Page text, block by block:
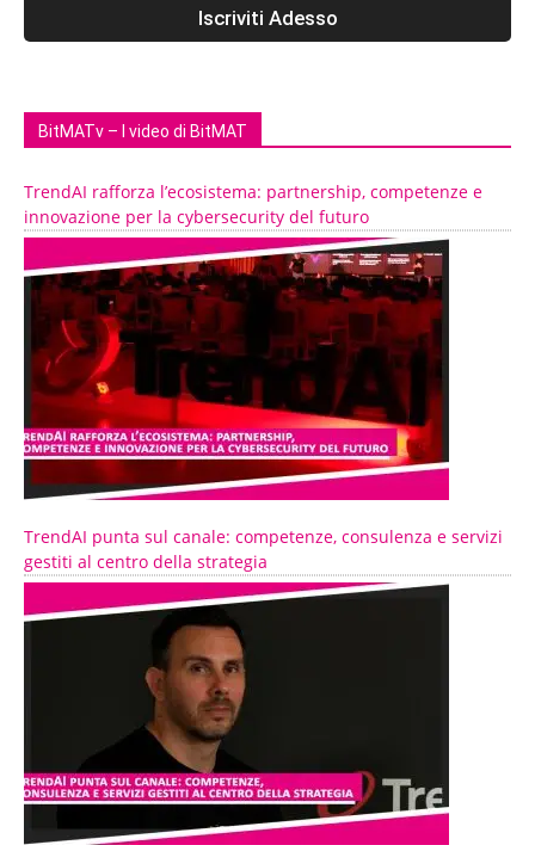
BitMATv – I video di BitMAT
TrendAI rafforza l’ecosistema: partnership, competenze e
innovazione per la cybersecurity del futuro
TrendAI punta sul canale: competenze, consulenza e servizi
gestiti al centro della strategia